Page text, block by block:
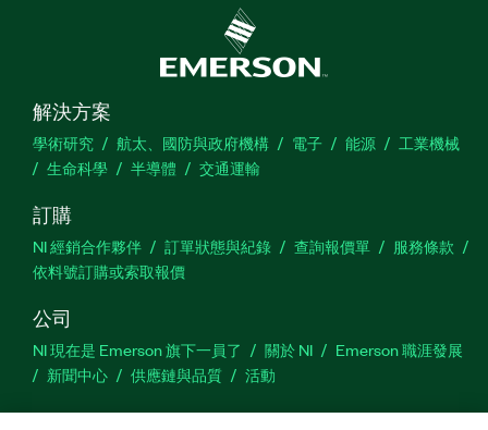
解決方案
學術研究 航太、國防與政府機構 電子 能源
工業機械
生命科學
半導體 交通運輸
訂購
NI 經銷合作夥伴 訂單狀態與紀錄 查詢報價單
服務條款
依料號訂購或索取報價
公司
NI 現在是 Emerson 旗下一員了 關於 NI
Emerson 職涯發展
新聞中心
供應鏈與品質 活動
支援